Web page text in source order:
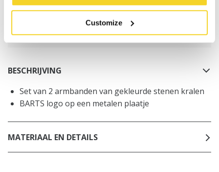
Customize
Gratis verzending voor orders boven € 50,- binnen
NL
BESCHRIJVING
Set van 2 armbanden van gekleurde stenen kralen
BARTS logo op een metalen plaatje
MATERIAAL EN DETAILS